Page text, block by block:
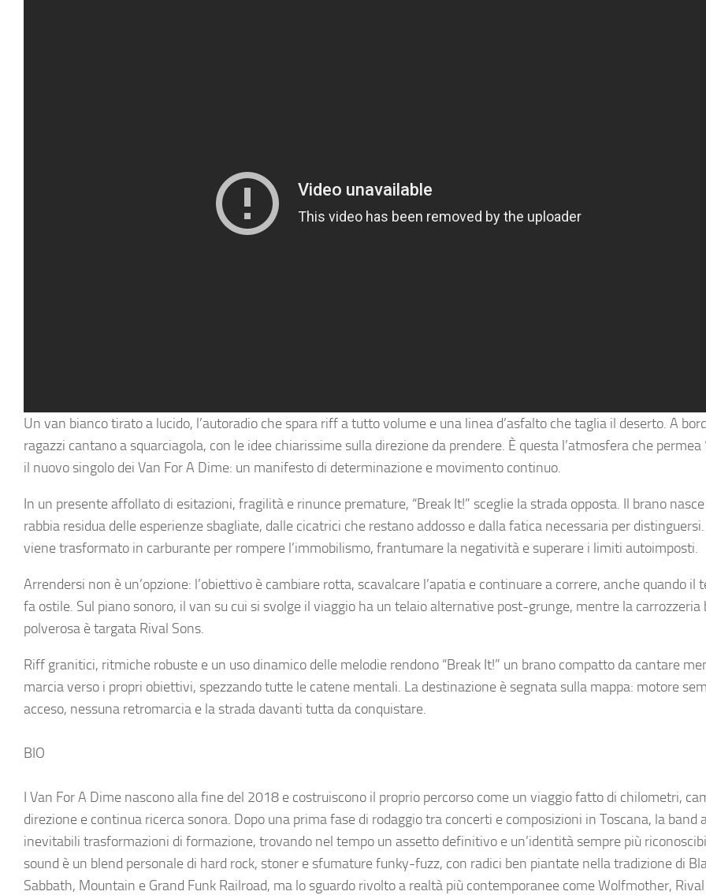
Un van bianco tirato a lucido, l’autoradio che spara riff a tutto volume e una linea d’asfalto che taglia il deserto. A
ragazzi cantano a squarciagola, con le idee chiarissime sulla direzione da prendere. È questa l’atmosfera che permea
il nuovo singolo dei Van For A Dime: un manifesto di determinazione e movimento continuo.
In un presente affollato di esitazioni, fragilità e rinunce premature, “Break It!” sceglie la strada opposta. Il brano
rabbia residua delle esperienze sbagliate, dalle cicatrici che restano addosso e dalla fatica necessaria per
viene trasformato in carburante per rompere l’immobilismo, frantumare la negatività e superare i limiti autoimposti.
Arrendersi non è un’opzione: l’obiettivo è cambiare rotta, scavalcare l’apatia e continuare a correre, anche quando il
fa ostile. Sul piano sonoro, il van su cui si svolge il viaggio ha un telaio alternative post-grunge, mentre la carrozzeria
polverosa è targata Rival Sons.
Riff granitici, ritmiche robuste e un uso dinamico delle melodie rendono “Break It!” un brano compatto da cantare
marcia verso i propri obiettivi, spezzando tutte le catene mentali. La destinazione è segnata sulla mappa: motore
acceso, nessuna retromarcia e la strada davanti tutta da conquistare.
BIO
I Van For A Dime nascono alla fine del 2018 e costruiscono il proprio percorso come un viaggio fatto di chilometri,
direzione e continua ricerca sonora. Dopo una prima fase di rodaggio tra concerti e composizioni in Toscana, la band
inevitabili trasformazioni di formazione, trovando nel tempo un assetto definitivo e un’identità sempre più
sound è un blend personale di hard rock, stoner e sfumature funky-fuzz, con radici ben piantate nella tradizione di
Sabbath, Mountain e Grand Funk Railroad, ma lo sguardo rivolto a realtà più contemporanee come Wolfmother,